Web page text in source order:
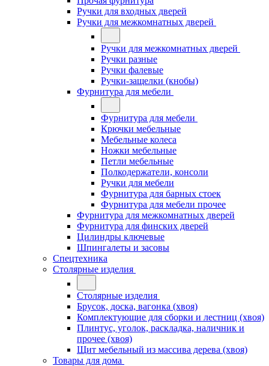
Ручки для входных дверей
Ручки для межкомнатных дверей
Ручки для межкомнатных дверей
Ручки разные
Ручки фалевые
Ручки-защелки (кнобы)
Фурнитура для мебели
Фурнитура для мебели
Крючки мебельные
Мебельные колеса
Ножки мебельные
Петли мебельные
Полкодержатели, консоли
Ручки для мебели
Фурнитура для барных стоек
Фурнитура для мебели прочее
Фурнитура для межкомнатных дверей
Фурнитура для финских дверей
Цилиндры ключевые
Шпингалеты и засовы
Спецтехника
Столярные изделия
Столярные изделия
Брусок, доска, вагонка (хвоя)
Комплектующие для сборки и лестниц (хвоя)
Плинтус, уголок, раскладка, наличник и
прочее (хвоя)
Щит мебельный из массива дерева (хвоя)
Товары для дома